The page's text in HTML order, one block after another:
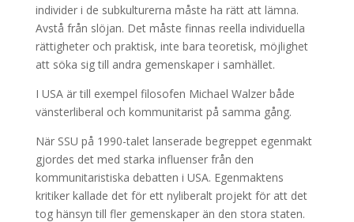
individer i de subkulturerna måste ha rätt att lämna.
Avstå från slöjan. Det måste finnas reella individuella
rättigheter och praktisk, inte bara teoretisk, möjlighet
att söka sig till andra gemenskaper i samhället.
I USA är till exempel filosofen Michael Walzer både
vänsterliberal och kommunitarist på samma gång.
När SSU på 1990-talet lanserade begreppet egenmakt
gjordes det med starka influenser från den
kommunitaristiska debatten i USA. Egenmaktens
kritiker kallade det för ett nyliberalt projekt för att det
tog hänsyn till fler gemenskaper än den stora staten.